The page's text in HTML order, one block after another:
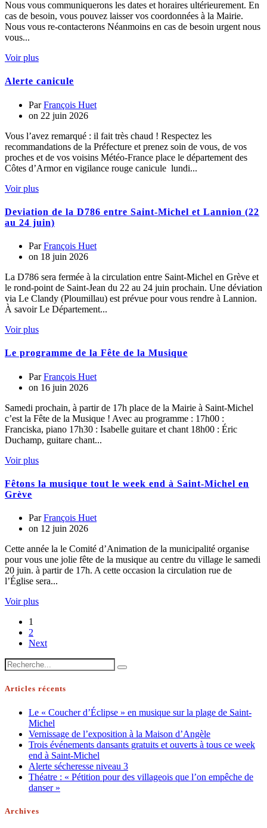
Nous vous communiquerons les dates et horaires ultérieurement. En
cas de besoin, vous pouvez laisser vos coordonnées à la Mairie.
Nous vous re-contacterons Néanmoins en cas de besoin urgent nous
vous...
Voir plus
Alerte canicule
ParFrançois Huet
on 22 juin 2026
Vous l’avez remarqué : il fait très chaud ! Respectez les
recommandations de la Préfecture et prenez soin de vous, de vos
proches et de vos voisins Météo-France place le département des
Côtes d’Armor en vigilance rouge canicule lundi...
Voir plus
Deviation de la D786 entre Saint-Michel et Lannion (22
au 24 juin)
ParFrançois Huet
on 18 juin 2026
La D786 sera fermée à la circulation entre Saint-Michel en Grève et
le rond-point de Saint-Jean du 22 au 24 juin prochain. Une déviation
via Le Clandy (Ploumillau) est prévue pour vous rendre à Lannion.
À savoir Le Département...
Voir plus
Le programme de la Fête de la Musique
ParFrançois Huet
on 16 juin 2026
Samedi prochain, à partir de 17h place de la Mairie à Saint-Michel
c’est la Fête de la Musique ! Avec au programme : 17h00 :
Franciska, piano 17h30 : Isabelle guitare et chant 18h00 : Éric
Duchamp, guitare chant...
Voir plus
Fêtons la musique tout le week end à Saint-Michel en
Grève
ParFrançois Huet
on 12 juin 2026
Cette année la le Comité d’Animation de la municipalité organise
pour vous une jolie fête de la musique au centre du village le samedi
20 juin. à partir de 17h. A cette occasion la circulation rue de
l’Église sera...
Voir plus
1
2
Next
Articles récents
Le « Coucher d’Éclipse » en musique sur la plage de Saint-
Michel
Vernissage de l’exposition à la Maison d’Angèle
Trois événements dansants gratuits et ouverts à tous ce week
end à Saint-Michel
Alerte sécheresse niveau 3
Théatre : « Pétition pour des villageois que l’on empêche de
danser »
Archives